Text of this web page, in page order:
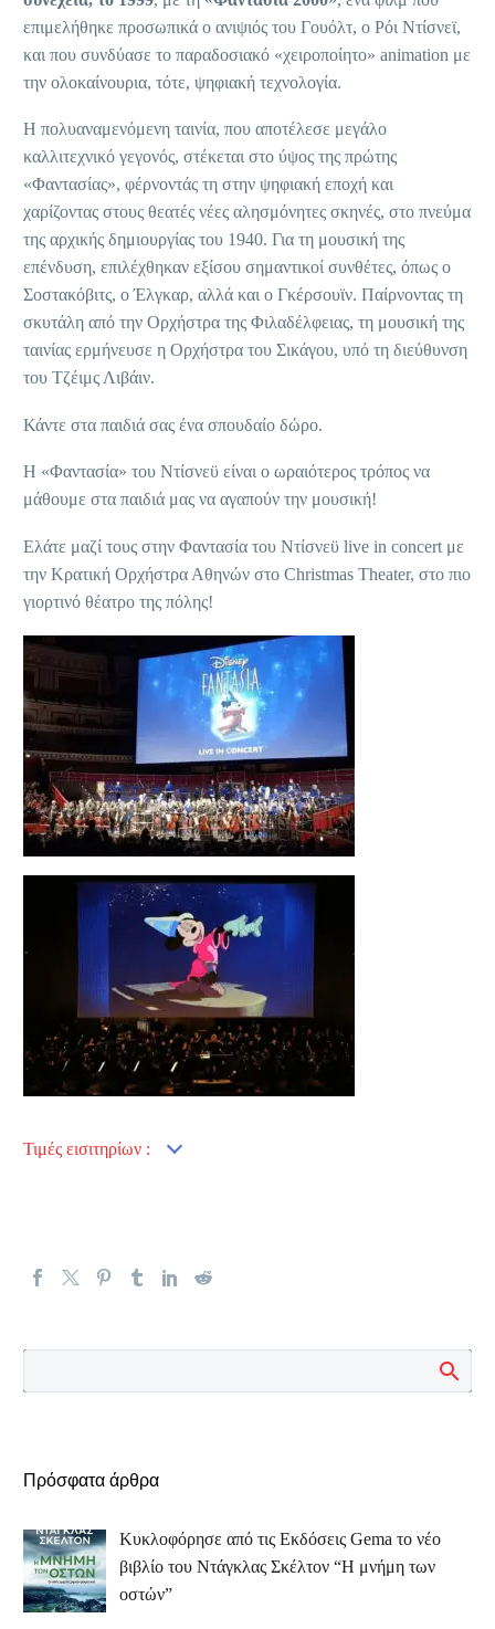
επιμελήθηκε προσωπικά ο ανιψιός του Γουόλτ, ο Ρόι Ντίσνεϊ,
και που συνδύασε το παραδοσιακό «χειροποίητο» animation με
την ολοκαίνουρια, τότε, ψηφιακή τεχνολογία.
Η πολυαναμενόμενη ταινία, που αποτέλεσε μεγάλο
καλλιτεχνικό γεγονός, στέκεται στο ύψος της πρώτης
«Φαντασίας», φέρνοντάς τη στην ψηφιακή εποχή και
χαρίζοντας στους θεατές νέες αλησμόνητες σκηνές, στο πνεύμα
της αρχικής δημιουργίας του 1940. Για τη μουσική της
επένδυση, επιλέχθηκαν εξίσου σημαντικοί συνθέτες, όπως ο
Σοστακόβιτς, ο Έλγκαρ, αλλά και ο Γκέρσουϊν. Παίρνοντας τη
σκυτάλη από την Ορχήστρα της Φιλαδέλφειας, τη μουσική της
ταινίας ερμήνευσε η Ορχήστρα του Σικάγου, υπό τη διεύθυνση
του Τζέιμς Λιβάιν.
Κάντε στα παιδιά σας ένα σπουδαίο δώρο.
Η «Φαντασία» του Ντίσνεϋ είναι ο ωραιότερος τρόπος να
μάθουμε στα παιδιά μας να αγαπούν την μουσική!
Ελάτε μαζί τους στην Φαντασία του Ντίσνεϋ live in concert με
την Κρατική Ορχήστρα Αθηνών στο Christmas Theater, στο πιο
γιορτινό θέατρο της πόλης!
Τιμές εισιτηρίων :
Πρόσφατα άρθρα
Κυκλοφόρησε από τις Εκδόσεις Gema το νέο
βιβλίο του Ντάγκλας Σκέλτον “Η μνήμη των
οστών”